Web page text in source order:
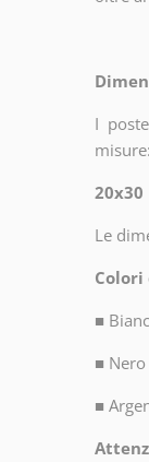
I
misure:
Le
■
■ Nero
■